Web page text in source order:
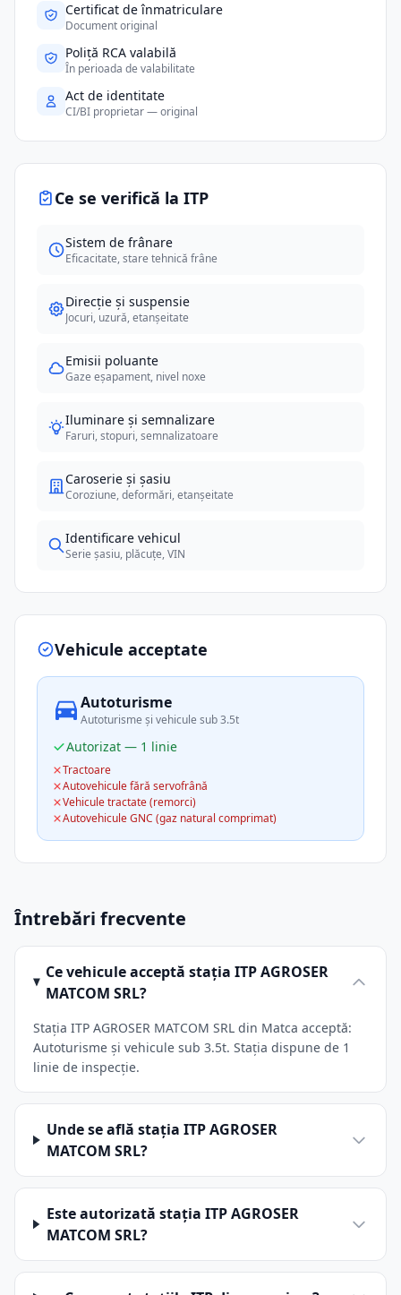
Certificat de înmatriculare
Document original
Poliță RCA valabilă
În perioada de valabilitate
Act de identitate
CI/BI proprietar — original
Ce se verifică la ITP
Sistem de frânare
Eficacitate, stare tehnică frâne
Direcție și suspensie
Jocuri, uzură, etanșeitate
Emisii poluante
Gaze eșapament, nivel noxe
Iluminare și semnalizare
Faruri, stopuri, semnalizatoare
Caroserie și șasiu
Coroziune, deformări, etanșeitate
Identificare vehicul
Serie șasiu, plăcuțe, VIN
Vehicule acceptate
Autoturisme
Autoturisme și vehicule sub 3.5t
Autorizat — 1 linie
Tractoare
Autovehicule fără servofrână
Vehicule tractate (remorci)
Autovehicule GNC (gaz natural comprimat)
Întrebări frecvente
Ce vehicule acceptă stația ITP AGROSER
MATCOM SRL?
Stația ITP AGROSER MATCOM SRL din Matca acceptă:
Autoturisme și vehicule sub 3.5t. Stația dispune de 1
linie de inspecție.
Unde se află stația ITP AGROSER
MATCOM SRL?
Este autorizată stația ITP AGROSER
MATCOM SRL?